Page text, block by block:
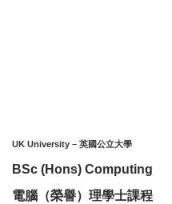
UK University – 英國公立大學
BSc (Hons) Computing
電腦（榮譽）理學士課程